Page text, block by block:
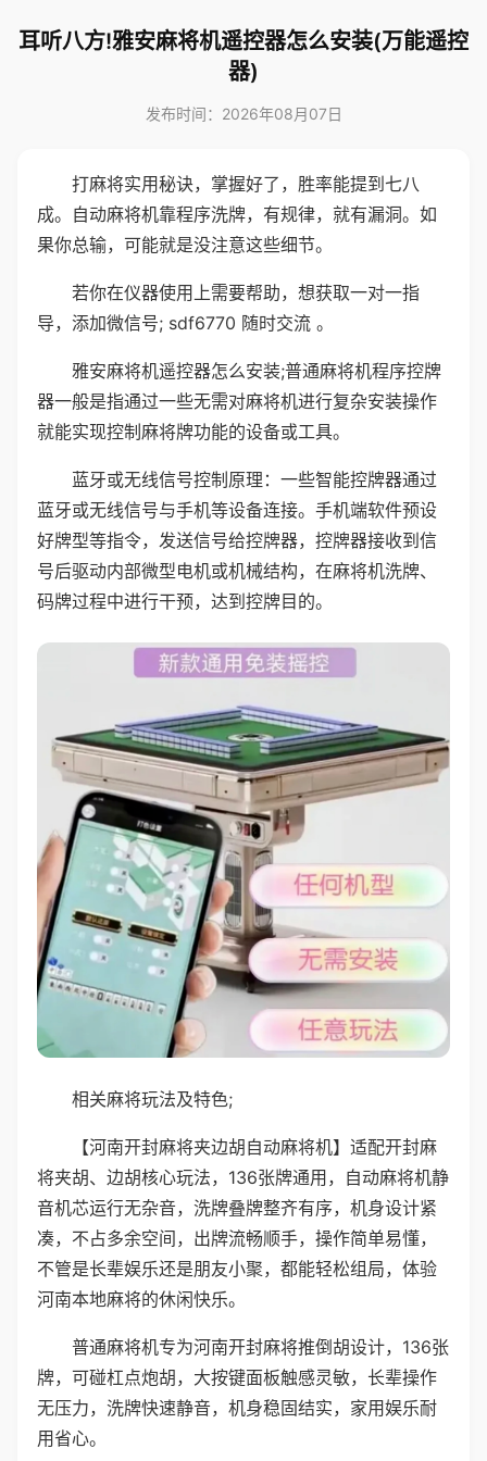
耳听八方!雅安麻将机遥控器怎么安装(万能遥控
器)
发布时间：2026年08月07日
打麻将实用秘诀，掌握好了，胜率能提到七八
成。自动麻将机靠程序洗牌，有规律，就有漏洞。如
果你总输，可能就是没注意这些细节。
若你在仪器使用上需要帮助，想获取一对一指
导，添加微信号; sdf6770 随时交流 。
雅安麻将机遥控器怎么安装;普通麻将机程序控牌
器一般是指通过一些无需对麻将机进行复杂安装操作
就能实现控制麻将牌功能的设备或工具。
蓝牙或无线信号控制原理：一些智能控牌器通过
蓝牙或无线信号与手机等设备连接。手机端软件预设
好牌型等指令，发送信号给控牌器，控牌器接收到信
号后驱动内部微型电机或机械结构，在麻将机洗牌、
码牌过程中进行干预，达到控牌目的。
相关麻将玩法及特色;
【河南开封麻将夹边胡自动麻将机】适配开封麻
将夹胡、边胡核心玩法，136张牌通用，自动麻将机静
音机芯运行无杂音，洗牌叠牌整齐有序，机身设计紧
凑，不占多余空间，出牌流畅顺手，操作简单易懂，
不管是长辈娱乐还是朋友小聚，都能轻松组局，体验
河南本地麻将的休闲快乐。
普通麻将机专为河南开封麻将推倒胡设计，136张
牌，可碰杠点炮胡，大按键面板触感灵敏，长辈操作
无压力，洗牌快速静音，机身稳固结实，家用娱乐耐
用省心。